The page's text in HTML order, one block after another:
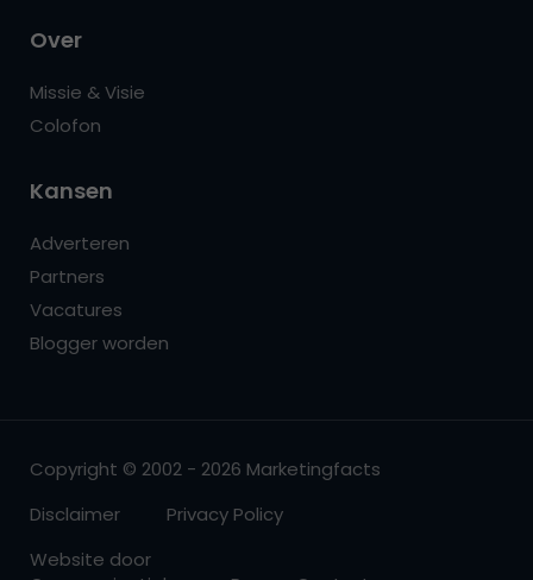
Over
Missie & Visie
Colofon
Kansen
Adverteren
Partners
Vacatures
Blogger worden
Copyright © 2002 - 2026 Marketingfacts
Disclaimer
Privacy Policy
Website door